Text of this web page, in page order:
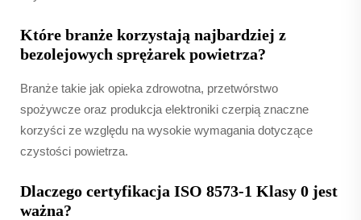
Które branże korzystają najbardziej z
bezolejowych sprężarek powietrza?
Branże takie jak opieka zdrowotna, przetwórstwo
spożywcze oraz produkcja elektroniki czerpią znaczne
korzyści ze względu na wysokie wymagania dotyczące
czystości powietrza.
Dlaczego certyfikacja ISO 8573-1 Klasy 0 jest
ważna?